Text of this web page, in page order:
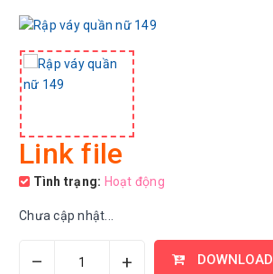
Link file
Tình trạng: Hoạt động
Chưa cập nhật...
– + DOWNLOAD